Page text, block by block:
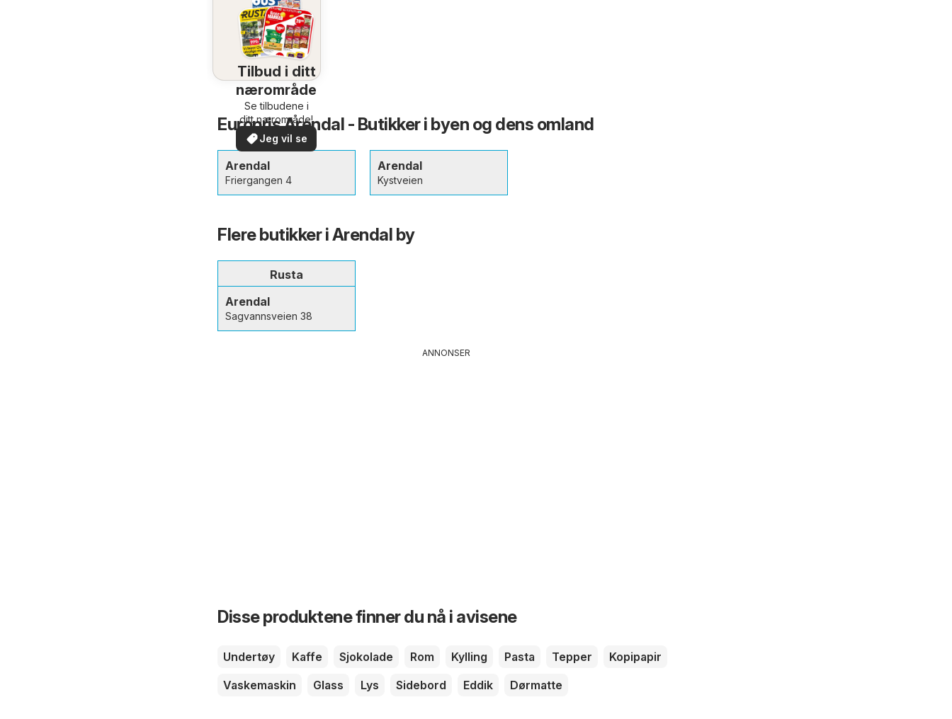
Tilbud i ditt
nærområde
Se tilbudene i
ditt nærområde!
Jeg vil se
Europris Arendal - Butikker i byen og dens omland
Arendal
Friergangen 4
Arendal
Kystveien
Flere butikker i Arendal by
Rusta
Arendal
Sagvannsveien 38
ANNONSER
Disse produktene finner du nå i avisene
Undertøy Kaffe Sjokolade Rom Kylling Pasta Tepper
Kopipapir
Vaskemaskin
Glass Lys Sidebord Eddik Dørmatte